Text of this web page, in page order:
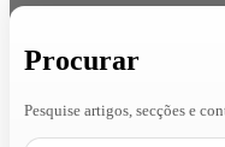
Procurar
Pesquise artigos, secções e